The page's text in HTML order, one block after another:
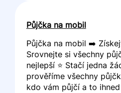
Půjčka na mobil
Půjčka na mobil ➡️
Srovnejte si všechny
nejlepší ⭐ Stačí jedna
prověříme všechny
kdo vám půjčí a to